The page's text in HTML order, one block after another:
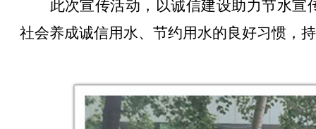
此次宣传活动，以诚信建设助力节水
社会养成诚信用水、节约用水的良好习惯，